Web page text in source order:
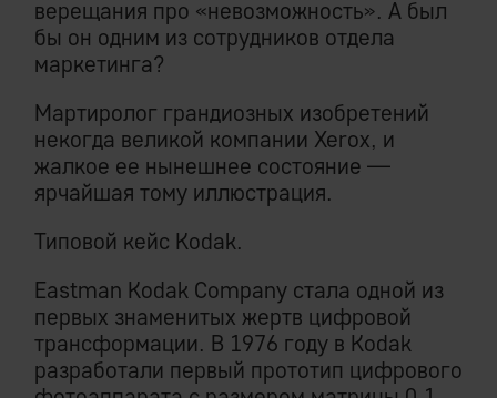
верещания про «невозможность». А был
бы он одним из сотрудников отдела
маркетинга?
Мартиролог грандиозных изобретений
некогда великой компании Xerox, и
жалкое ее нынешнее состояние —
ярчайшая тому иллюстрация.
Типовой кейс Kodak.
Eastman Kodak Company стала одной из
первых знаменитых жертв цифровой
трансформации. В 1976 году в Kodak
разработали первый прототип цифрового